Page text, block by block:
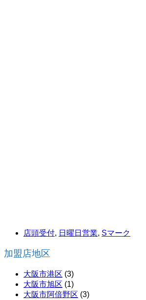
店頭受付, 日曜日営業, Sマーク
加盟店地区
大阪市港区 (3)
大阪市旭区 (1)
大阪市阿倍野区 (3)